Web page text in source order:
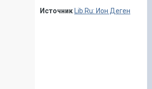
ИсточникLib.Ru: Ион Деген